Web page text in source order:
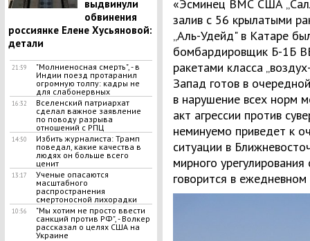
выдвинули
обвинения
россиянке Елене Хусьяновой:
детали
21:59
"Молниеносная смерть", - в
Индии поезд протаранил
огромную толпу: кадры не
для слабонервных
16:32
Вселенский патриархат
сделал важное заявление
по поводу разрыва
отношений с РПЦ
14:50
Избить журналиста: Трамп
поведал, какие качества в
людях он больше всего
ценит
13:17
Ученые опасаются
масштабного
распространения
смертоносной лихорадки
10:56
"Мы хотим не просто ввести
санкций против РФ", - Волкер
рассказал о целях США на
Украине
«Эсминец ВМС США
залив с 56 крылатыми
„Аль-Удейд" в Катаре
бомбардировщик Б-1Б
ракетами класса
Запад готов в
в нарушение всех норм
акт агрессии против
неминуемо приведет к
ситуации в
мирного
говорится в